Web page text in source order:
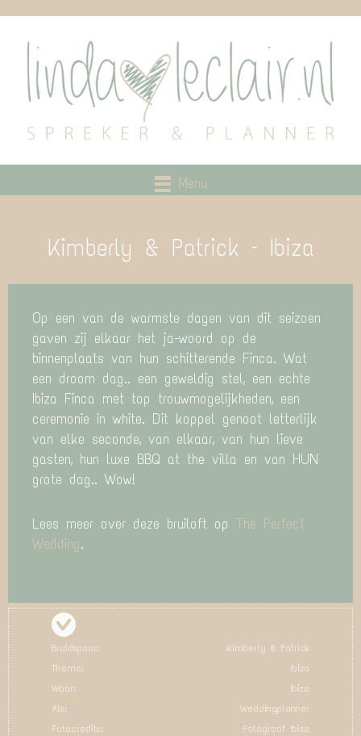
Menu
Kimberly & Patrick – Ibiza
Op een van de warmste dagen van dit seizoen
gaven zij elkaar het ja-woord op de
binnenplaats van hun schitterende Finca. Wat
een droom dag.. een geweldig stel, een echte
Ibiza Finca met top trouwmogelijkheden, een
ceremonie in white. Dit koppel genoot letterlijk
van elke seconde, van elkaar, van hun lieve
gasten, hun luxe BBQ at the villa en van HUN
grote dag.. Wow!
Lees meer over deze bruiloft op The Perfect
Wedding.
Bruidspaar:
Kimberly & Patrick
Thema:
Ibiza
Waar:
Ibiza
Als:
Weddingplanner
Fotocredits:
Fotograaf Ibiza